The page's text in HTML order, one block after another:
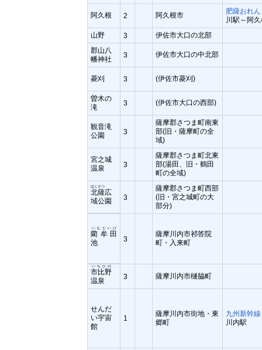
阿久根 2 阿久根市
肥薩おれ
川駅～阿
山野
3
伊佐市大口の北部
郡山八
幡神社
3 伊佐市大口の中北部
菱刈 3 (伊佐市菱刈)
曽木の
滝
3 (伊佐市大口の西部)
観音滝
公園
3
薩摩郡さつま町南東
部(旧・薩摩町の全
域)
宮之城
温泉
3
薩摩郡さつま町北東
部(湯田、旧・鶴田
町の全域)
北薩
ほくさつ
広
域公園
3
薩摩郡さつま町西部
(旧・宮之城町の大
部分)
藺牟田
池
いむたいけ
3
薩摩川内市祁答院
町・入来町
市比野
いちひの
温泉
3 薩摩川内市樋脇町
せんだ
い宇宙
館
1
薩摩川内市街地・東
郷町
九州新幹線
川内駅